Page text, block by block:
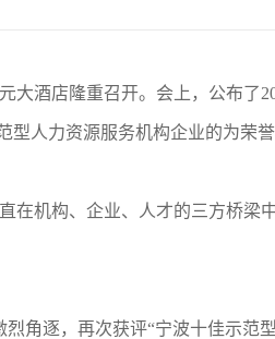
大酒店隆重召开。会上，公布了
人力资源服务机构企业的为荣誉
在机构、企业、人才的三方桥梁
角逐，再次获评“宁波十佳示范型